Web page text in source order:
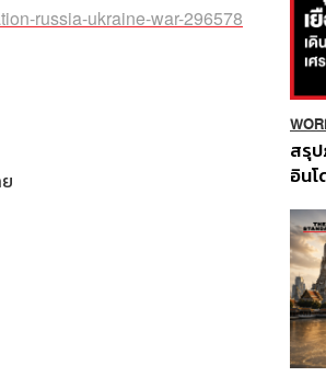
russia-ukraine-war-296578
สรุ
อิน
ส่ว
อินโ